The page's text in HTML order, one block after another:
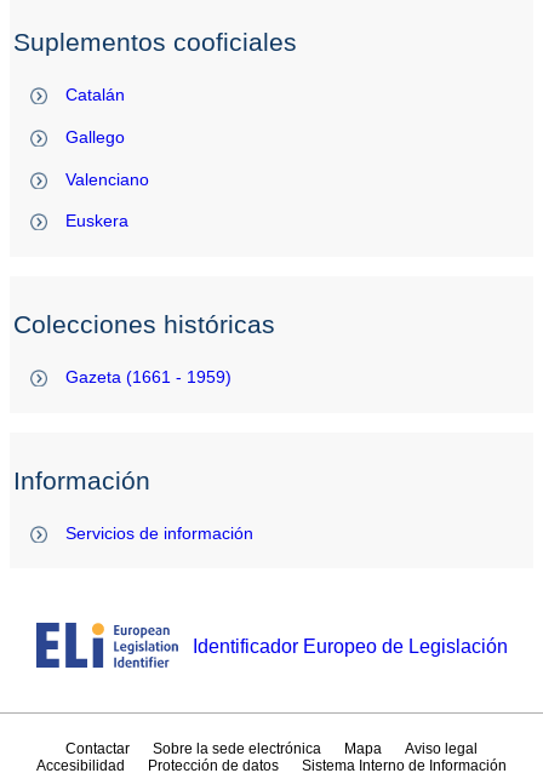
Suplementos cooficiales
Catalán
Gallego
Valenciano
Euskera
Colecciones históricas
Gazeta (1661 - 1959)
Información
Servicios de información
Identificador Europeo de Legislación
Contactar Sobre la sede electrónica Mapa
Aviso legal
Accesibilidad
Protección de datos Sistema Interno de Información